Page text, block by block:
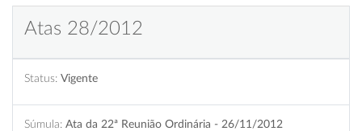
Atas 28/2012
Status: Vigente
Súmula: Ata da 22ª Reunião Ordinária - 26/11/2012